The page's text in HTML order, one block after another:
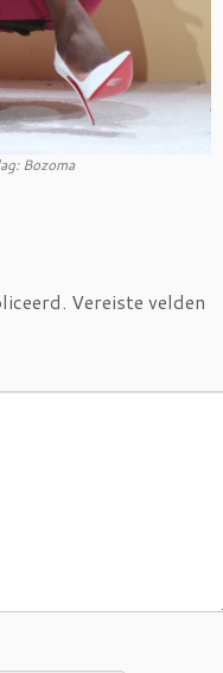
Bozoma
Vereiste velden